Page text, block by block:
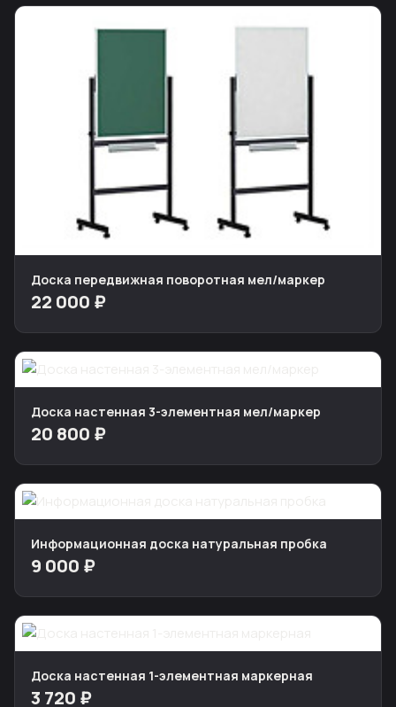
Доска передвижная поворотная мел/маркер
22 000 ₽
Доска настенная 3-элементная мел/маркер
20 800 ₽
Информационная доска натуральная пробка
9 000 ₽
Доска настенная 1-элементная маркерная
3 720 ₽